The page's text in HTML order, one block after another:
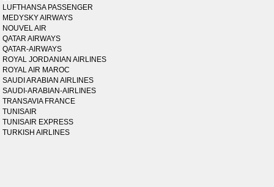
LUFTHANSA PASSENGER
MEDYSKY AIRWAYS
NOUVEL AIR
QATAR AIRWAYS
QATAR-AIRWAYS
ROYAL JORDANIAN AIRLINES
ROYAL AIR MAROC
SAUDI ARABIAN AIRLINES
SAUDI-ARABIAN-AIRLINES
TRANSAVIA FRANCE
TUNISAIR
TUNISAIR EXPRESS
TURKISH AIRLINES